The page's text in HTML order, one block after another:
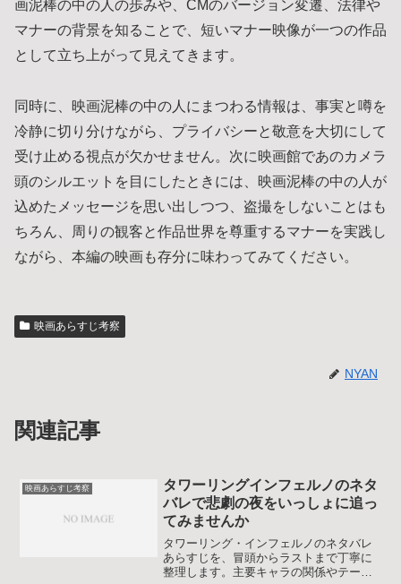
画泥棒の中の人の歩みや、CMのバージョン変遷、法律や
マナーの背景を知ることで、短いマナー映像が一つの作品
として立ち上がって見えてきます。
同時に、映画泥棒の中の人にまつわる情報は、事実と噂を
冷静に切り分けながら、プライバシーと敬意を大切にして
受け止める視点が欠かせません。次に映画館であのカメラ
頭のシルエットを目にしたときには、映画泥棒の中の人が
込めたメッセージを思い出しつつ、盗撮をしないことはも
ちろん、周りの観客と作品世界を尊重するマナーを実践し
ながら、本編の映画も存分に味わってみてください。
映画あらすじ考察
NYAN
関連記事
映画あらすじ考察
タワーリングインフェルノのネタ
バレで悲劇の夜をいっしょに追っ
てみませんか
タワーリング・インフェルノのネタバレ
あらすじを、冒頭からラストまで丁寧に
整理します。主要キャラの関係やテー